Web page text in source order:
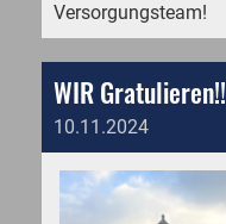
Versorgungsteam!
WIR Gratulieren!!
10.11.2024